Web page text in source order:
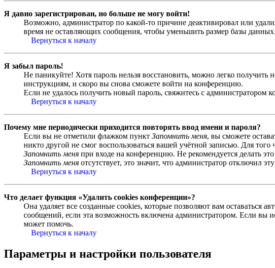
Я давно зарегистрирован, но больше не могу войти!
Возможно, администратор по какой-то причине деактивировал или
время не оставляющих сообщения, чтобы уменьшить размер базы
Вернуться к началу
Я забыл пароль!
Не паникуйте! Хотя пароль нельзя восстановить, можно легко
инструкциям, и скоро вы снова сможете войти на конференцию.
Если не удалось получить новый пароль, свяжитесь с администратором
Вернуться к началу
Почему мне периодически приходится повторять ввод имени и пароля?
Если вы не отметили флажком пункт Запомнить меня, вы сможете
никто другой не смог воспользоваться вашей учётной записью. Для
Запомнить меня при входе на конференцию. Не рекомендуется делать
Запомнить меня отсутствует, это значит, что администратор отключил
Вернуться к началу
Что делает функция «Удалить cookies конференции»?
Она удаляет все созданные cookies, которые позволяют вам
сообщений, если эта возможность включена администратором. Если
может помочь.
Вернуться к началу
Параметры и настройки пользователя